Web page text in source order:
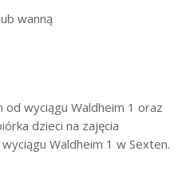
wanną
wyciągu Waldheim 1 oraz
dzieci na zajęcia
Waldheim 1 w Sexten.